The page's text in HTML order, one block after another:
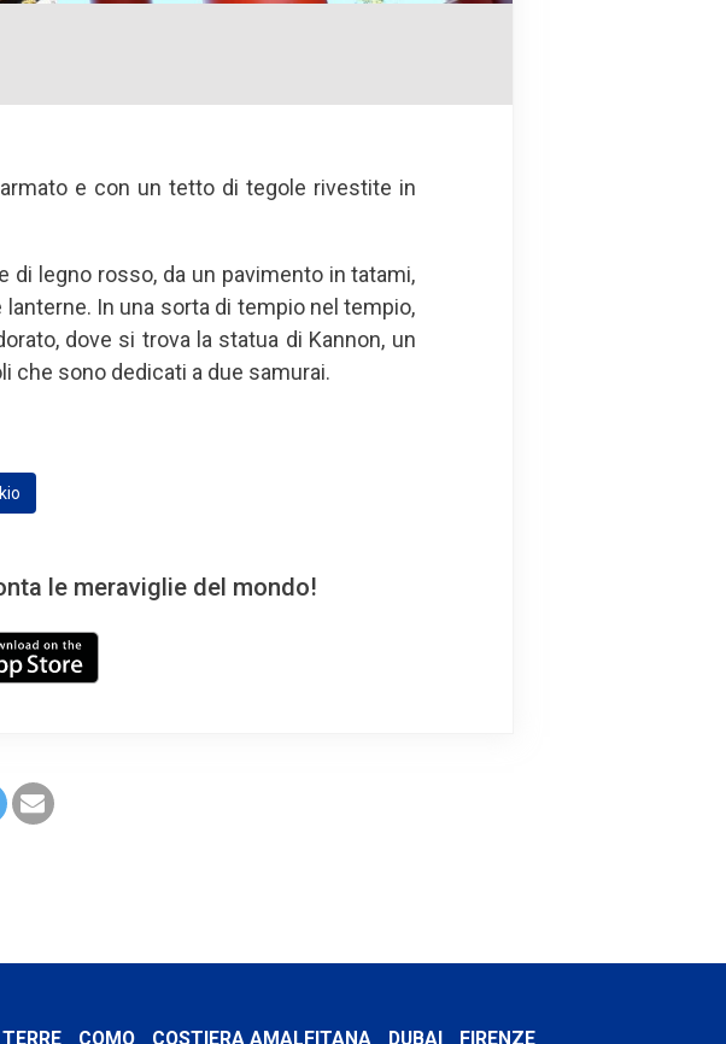
e con un tetto di tegole rivestite in
di legno rosso, da un pavimento in tatami,
In una sorta di tempio nel tempio,
dove si trova la statua di Kannon, un
che sono dedicati a due samurai.
le meraviglie del mondo!
COMO COSTIERA AMALFITANA DUBAI FIRENZE